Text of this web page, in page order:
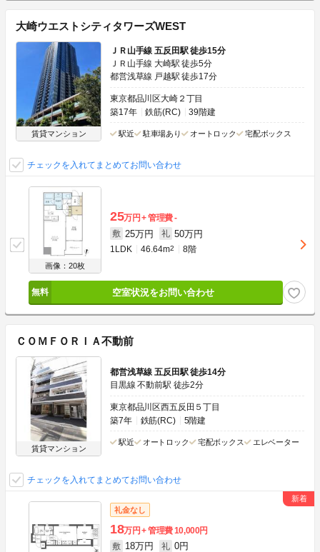
大崎ウエストシティタワーズWEST
賃貸マンション
ＪＲ山手線 五反田駅 徒歩15分
ＪＲ山手線 大崎駅 徒歩5分
都営浅草線 戸越駅 徒歩17分
東京都品川区大崎２丁目
築17年
鉄筋(RC) 39階建
駅近 駐車場あり オートロック 宅配ボックス
チェックを入れてまとめてお問い合わせ
画像：20枚
25万円 管理費-
敷 25万円 礼 50万円
1LDK 46.64m2 8階
空室状況をお問い合わせ
ＣＯＭＦＯＲＩＡ不動前
賃貸マンション
都営浅草線 五反田駅 徒歩14分
目黒線 不動前駅 徒歩2分
東京都品川区西五反田５丁目
築7年
鉄筋(RC) 5階建
駅近 オートロック 宅配ボックス エレベーター
チェックを入れてまとめてお問い合わせ
礼金なし
18万円 管理費10,000円
敷 18万円 礼 0円